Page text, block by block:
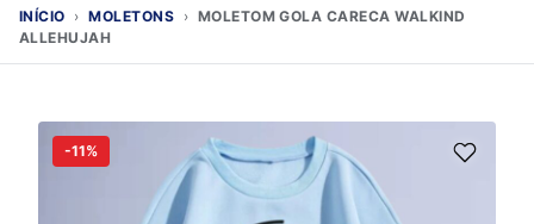
INÍCIO › MOLETONS › MOLETOM GOLA CARECA WALKIND
ALLEHUJAH
-11%